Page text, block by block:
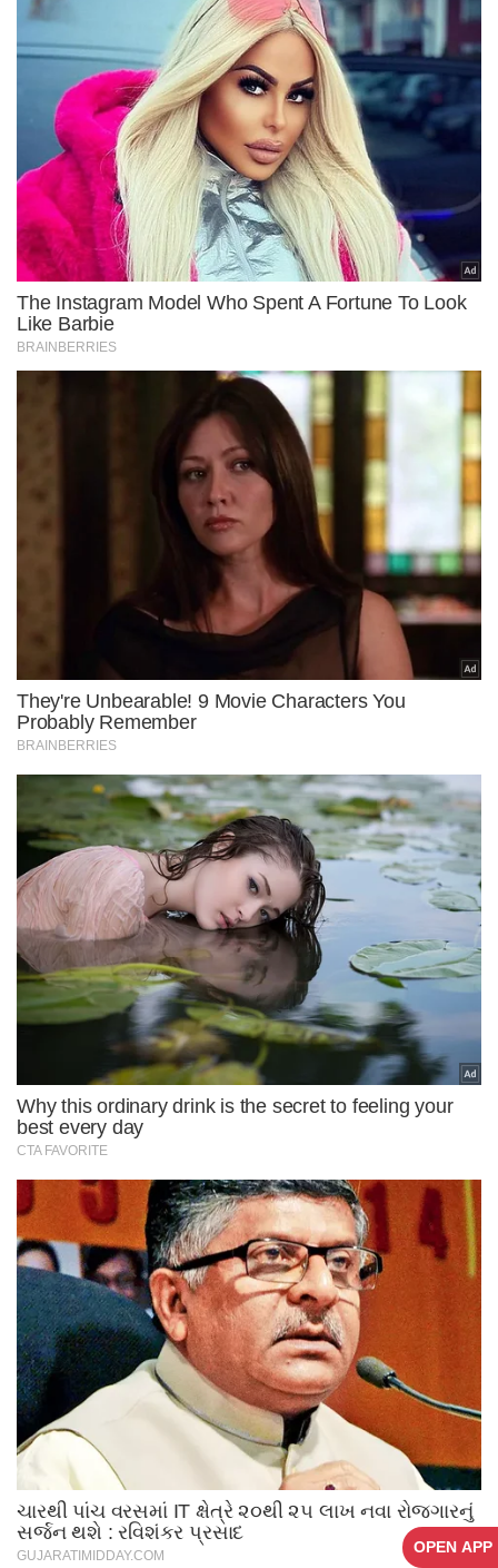
OPEN APP